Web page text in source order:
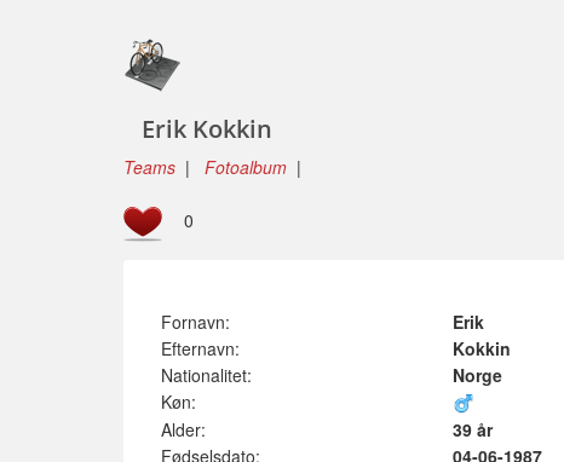
Erik Kokkin
Teams | Fotoalbum |
0
Fornavn:
Erik
Efternavn:
Kokkin
Nationalitet:
Norge
Køn:
Alder:
39 år
Fødselsdato:
04-06-1987